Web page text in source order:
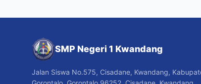
SMP Negeri 1 Kwandang
Jalan Siswa No.575, Cisadane, Kwandang,